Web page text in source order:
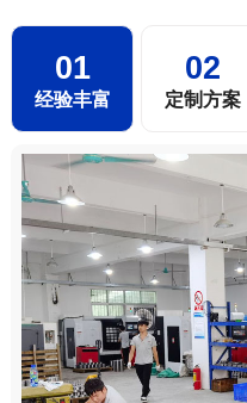
01
经验丰富
02
定制方案